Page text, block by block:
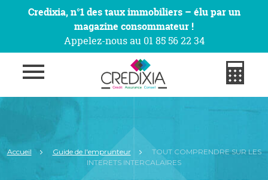
Credixia, n°1 des taux immobiliers – élu par un
magazine consommateur !
Appelez-nous au 01 85 56 22 34
Accueil Guide de l'emprunteur
TOUT COMPRENDRE SUR LES
INTERETS INTERCALAIRES